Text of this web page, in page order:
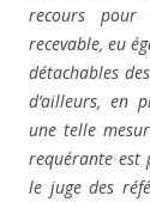
recours pour
recevable, eu
détachables
d’ailleurs, en
une telle
requérante est
le juge des